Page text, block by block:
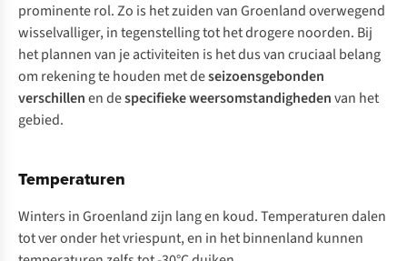
prominente rol. Zo is het zuiden van Groenland overwegend
wisselvalliger, in tegenstelling tot het drogere noorden. Bij
het plannen van je activiteiten is het dus van cruciaal belang
om rekening te houden met deseizoensgebonden
verschillenen despecifieke weersomstandighedenvan het
gebied.
Temperaturen
Winters in Groenland zijn lang en koud. Temperaturen dalen
tot ver onder het vriespunt, en in het binnenland kunnen